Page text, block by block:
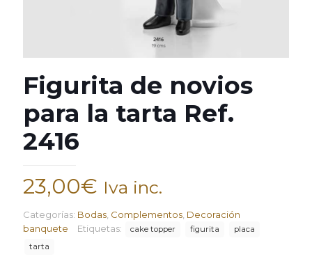
Figurita de novios
para la tarta Ref.
2416
23,00€ Iva inc.
Categorías: Bodas Complementos Decoración
banquete
Etiquetas: cake topper figurita
placa
tarta